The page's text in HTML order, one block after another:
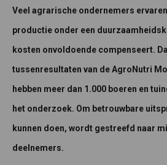
Veel agrarische ondernemers
productie onder een
kosten onvoldoende compenseert.
tussenresultaten van de AgroNutri
hebben meer dan 1.000 boeren en
het onderzoek. Om betrouwbare
kunnen doen, wordt gestreefd naar
deelnemers.